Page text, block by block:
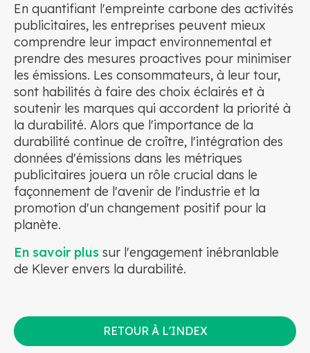
En quantifiant l'empreinte carbone des activités
publicitaires, les entreprises peuvent mieux
comprendre leur impact environnemental et
prendre des mesures proactives pour minimiser
les émissions. Les consommateurs, à leur tour,
sont habilités à faire des choix éclairés et à
soutenir les marques qui accordent la priorité à
la durabilité. Alors que l'importance de la
durabilité continue de croître, l'intégration des
données d'émissions dans les métriques
publicitaires jouera un rôle crucial dans le
façonnement de l'avenir de l'industrie et la
promotion d'un changement positif pour la
planète.
En savoir plus sur l'engagement inébranlable
de Klever envers la durabilité.
RETOUR À L'INDEX